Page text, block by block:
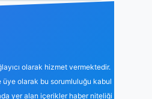
olarak hizmet vermektedir.
üye olarak bu sorumluluğu kabul
yer alan içerikler haber niteliği